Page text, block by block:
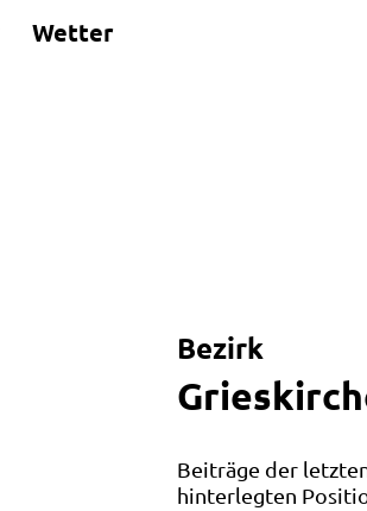
Wetter
Bezirk
Beiträge der
hinterlegten